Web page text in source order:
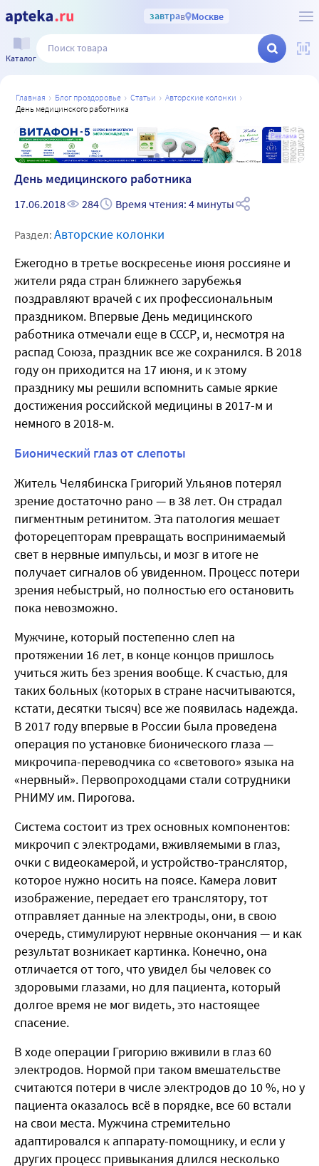
завтрав Москве
Каталог
главная блог проздоровье статьи
авторские колонки
день медицинского работника
Реклама
День медицинского работника
17.06.2018 284 Время чтения: 4 минуты
Раздел: Авторские колонки
Ежегодно в третье воскресенье июня россияне и
жители ряда стран ближнего зарубежья
поздравляют врачей с их профессиональным
праздником. Впервые День медицинского
работника отмечали еще в СССР, и, несмотря на
распад Союза, праздник все же сохранился. В 2018
году он приходится на 17 июня, и к этому
празднику мы решили вспомнить самые яркие
достижения российской медицины в 2017-м и
немного в 2018-м.
Бионический глаз от слепоты
Житель Челябинска Григорий Ульянов потерял
зрение достаточно рано — в 38 лет. Он страдал
пигментным ретинитом. Эта патология мешает
фоторецепторам превращать воспринимаемый
свет в нервные импульсы, и мозг в итоге не
получает сигналов об увиденном. Процесс потери
зрения небыстрый, но полностью его остановить
пока невозможно.
Мужчине, который постепенно слеп на
протяжении 16 лет, в конце концов пришлось
учиться жить без зрения вообще. К счастью, для
таких больных (которых в стране насчитываются,
кстати, десятки тысяч) все же появилась надежда.
В 2017 году впервые в России была проведена
операция по установке бионического глаза —
микрочипа-переводчика со «светового» языка на
«нервный». Первопроходцами стали сотрудники
РНИМУ им. Пирогова.
Система состоит из трех основных компонентов:
микрочип с электродами, вживляемыми в глаз,
очки с видеокамерой, и устройство-транслятор,
которое нужно носить на поясе. Камера ловит
изображение, передает его транслятору, тот
отправляет данные на электроды, они, в свою
очередь, стимулируют нервные окончания — и как
результат возникает картинка. Конечно, она
отличается от того, что увидел бы человек со
здоровыми глазами, но для пациента, который
долгое время не мог видеть, это настоящее
спасение.
В ходе операции Григорию вживили в глаз 60
электродов. Нормой при таком вмешательстве
считаются потери в числе электродов до 10 %, но у
пациента оказалось всё в порядке, все 60 встали
на свои места. Мужчина стремительно
адаптировался к аппарату-помощнику, и если у
других процесс привыкания длился несколько